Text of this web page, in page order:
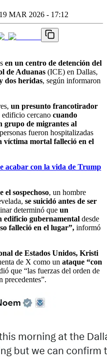
19 MAR 2026 - 17:12
en un centro de detención del
de Aduanas (ICE) en Dallas,
dos heridas, según informaron
un presunto francotirador
edificio cercano cuando
grupo de migrantes al
fueron hospitalizadas
víctima mortal falleció en el
acabar con la vida de Trump
sospechoso, un hombre
se suicidó antes de ser
determinó que un
edificio gubernamental desde
falleció en el lugar”, informó
de Estados Unidos, Kristi
de X como un ataque “con
que “las fuerzas del orden de
precedentes”.